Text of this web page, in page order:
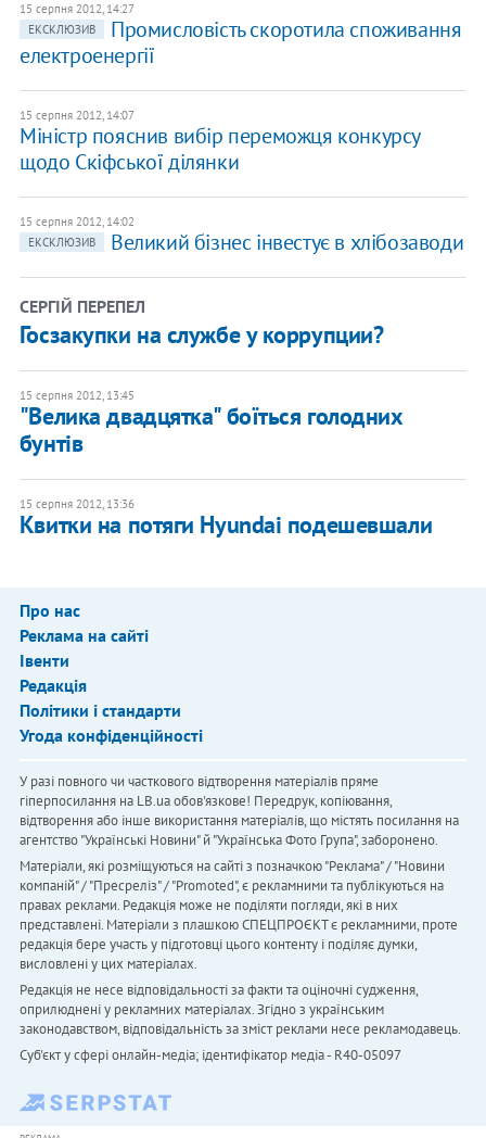
15 серпня 2012, 14:27
ЕКСКЛЮЗИВ
Промисловість скоротила споживання
електроенергії
15 серпня 2012, 14:07
Міністр пояснив вибір переможця конкурсу
щодо Скіфської ділянки
15 серпня 2012, 14:02
ЕКСКЛЮЗИВ
Великий бізнес інвестує в хлібозаводи
СЕРГІЙ ПЕРЕПЕЛ
Госзакупки на службе у коррупции?
15 серпня 2012, 13:45
"Велика двадцятка" боїться голодних
бунтів
15 серпня 2012, 13:36
Квитки на потяги Hyundai подешевшали
Про нас
Реклама на сайті
Івенти
Редакція
Політики і стандарти
Угода конфіденційності
У разі повного чи часткового відтворення матеріалів пряме
гіперпосилання на LB.ua обов'язкове! Передрук, копіювання,
відтворення або інше використання матеріалів, що містять посилання на
агентство "Українськi Новини" й "Українська Фото Група", заборонено.
Матеріали, які розміщуються на сайті з позначкою "Реклама" / "Новини
компаній" / "Пресреліз" / "Promoted", є рекламними та публікуються на
правах реклами. Редакція може не поділяти погляди, які в них
представлені. Матеріали з плашкою СПЕЦПРОЄКТ є рекламними, проте
редакція бере участь у підготовці цього контенту і поділяє думки,
висловлені у цих матеріалах.
Редакція не несе відповідальності за факти та оціночні судження,
оприлюднені у рекламних матеріалах. Згідно з українським
законодавством, відповідальність за зміст реклами несе рекламодавець.
Cуб'єкт у сфері онлайн-медіа; ідентифікатор медіа - R40-05097